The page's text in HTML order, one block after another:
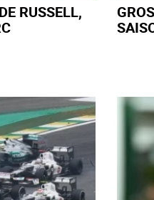
RUSSELL,